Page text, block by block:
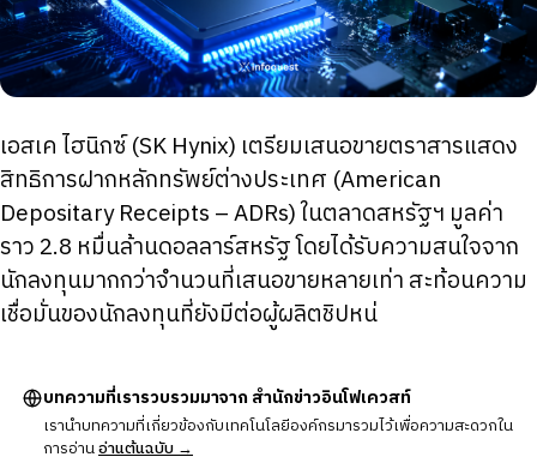
เอสเค ไฮนิกซ์ (SK Hynix) เตรียมเสนอขายตราสารแสดง
สิทธิการฝากหลักทรัพย์ต่างประเทศ (American
Depositary Receipts – ADRs) ในตลาดสหรัฐฯ มูลค่า
ราว 2.8 หมื่นล้านดอลลาร์สหรัฐ โดยได้รับความสนใจจาก
นักลงทุนมากกว่าจำนวนที่เสนอขายหลายเท่า สะท้อนความ
เชื่อมั่นของนักลงทุนที่ยังมีต่อผู้ผลิตชิปหน่
บทความที่เรารวบรวมมาจาก สำนักข่าวอินโฟเควสท์
เรานำบทความที่เกี่ยวข้องกับเทคโนโลยีองค์กรมารวมไว้เพื่อความสะดวกใน
การอ่านอ่านต้นฉบับ →